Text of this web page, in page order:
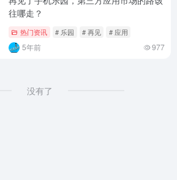
往哪走？
热门资讯 # 乐园 # 再见 # 应用
5年前 977
没有了